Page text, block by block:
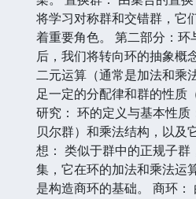
将学习对称群和交错群，它
着重要角色。 第二部分：
后，我们将转向环的抽象概
二元运算（通常是加法和乘
足一定的分配律和群的性质
研究： 环的定义与基本性
贝尔群）和乘法结构，以及
想： 类似于群中的正规子
集，它在环的加法和乘法运
是构造商环的基础。 商环